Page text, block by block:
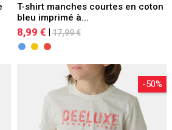
T-shirt manches courtes en coton
bleu imprimé à...
8,99 € |17,99 €
-50%